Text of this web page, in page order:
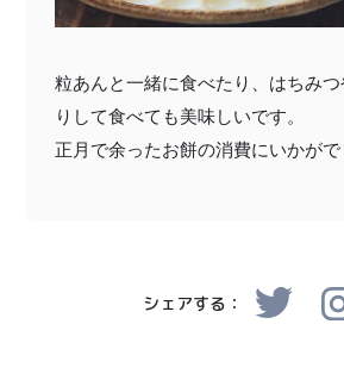
粒あんと一緒に食べたり、はちみ
りして食べても美味しいです。
正月で余ったお餅の消費にいかがで
シェアする：